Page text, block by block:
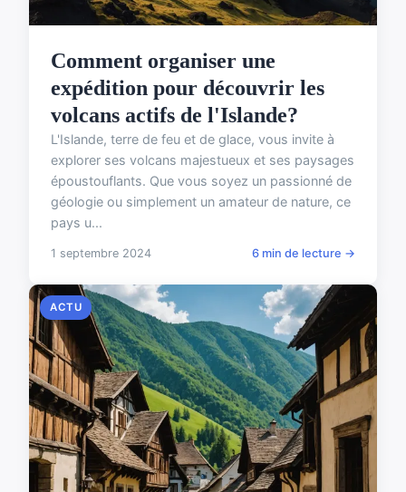
Comment organiser une
expédition pour découvrir les
volcans actifs de l'Islande?
L'Islande, terre de feu et de glace, vous invite à
explorer ses volcans majestueux et ses paysages
époustouflants. Que vous soyez un passionné de
géologie ou simplement un amateur de nature, ce
pays u...
1 septembre 2024 6 min de lecture →
ACTU